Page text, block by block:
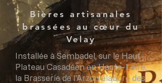
Bières artisanales
brassées au cœur du
Velay
Installée à Sembadel, sur le Haut
Plateau Casadéen en Haute-Loire,
la Brasserie de l’Arzon élabore des